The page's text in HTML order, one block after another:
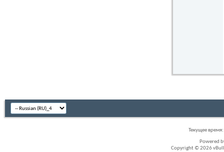
Текущее время:
Powered
Copyright © 2026